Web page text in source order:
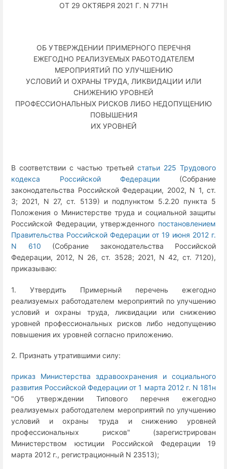
ОТ 29 ОКТЯБРЯ 2021 Г. N 771Н
ОБ УТВЕРЖДЕНИИ ПРИМЕРНОГО ПЕРЕЧНЯ
ЕЖЕГОДНО РЕАЛИЗУЕМЫХ РАБОТОДАТЕЛЕМ
МЕРОПРИЯТИЙ ПО УЛУЧШЕНИЮ
УСЛОВИЙ И ОХРАНЫ ТРУДА, ЛИКВИДАЦИИ ИЛИ
СНИЖЕНИЮ УРОВНЕЙ
ПРОФЕССИОНАЛЬНЫХ РИСКОВ ЛИБО НЕДОПУЩЕНИЮ
ПОВЫШЕНИЯ
ИХ УРОВНЕЙ
В соответствии с частью третьей статьи 225 Трудового
кодекса Российской Федерации (Собрание
законодательства Российской Федерации, 2002, N 1, ст.
3; 2021, N 27, ст. 5139) и подпунктом 5.2.20 пункта 5
Положения о Министерстве труда и социальной защиты
Российской Федерации, утвержденного постановлением
Правительства Российской Федерации от 19 июня 2012 г.
N 610 (Собрание законодательства Российской
Федерации, 2012, N 26, ст. 3528; 2021, N 42, ст. 7120),
приказываю:
1. Утвердить Примерный перечень ежегодно
реализуемых работодателем мероприятий по улучшению
условий и охраны труда, ликвидации или снижению
уровней профессиональных рисков либо недопущению
повышения их уровней согласно приложению.
2. Признать утратившими силу:
приказ Министерства здравоохранения и социального
развития Российской Федерации от 1 марта 2012 г. N 181н
"Об утверждении Типового перечня ежегодно
реализуемых работодателем мероприятий по улучшению
условий и охраны труда и снижению уровней
профессиональных рисков" (зарегистрирован
Министерством юстиции Российской Федерации 19
марта 2012 г., регистрационный N 23513);